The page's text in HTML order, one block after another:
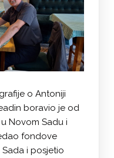
o Antoniji
boravio je od
Novom Sadu i
fondove
i posjetio